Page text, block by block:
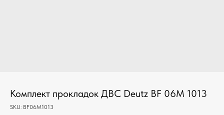
Комплект прокладок ДВС Deutz BF 06M 1013
SKU: BF06M1013